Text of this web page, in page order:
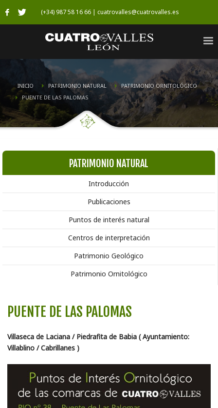
(+34) 987 58 16 66 | cuatrovalles@cuatrovalles.es
INICIO PATRIMONIO NATURAL
PATRIMONIO ORNITOLÓGICO
PUENTE DE LAS PALOMAS
PATRIMONIO NATURAL
Introducción
Publicaciones
Puntos de interés natural
Centros de interpretación
Patrimonio Geológico
Patrimonio Ornitológico
PUENTE DE LAS PALOMAS
Villaseca de Laciana / Piedrafita de Babia ( Ayuntamiento:
Villablino / Cabrillanes )